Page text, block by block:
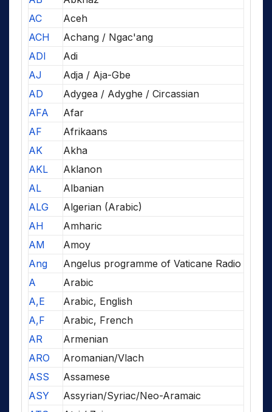
AC
Aceh
ACH
Achang / Ngac'ang
ADI
Adi
AJ
Adja / Aja-Gbe
AD
Adygea / Adyghe / Circassian
AFA
Afar
AF
Afrikaans
AK
Akha
AKL
Aklanon
AL
Albanian
ALG
Algerian (Arabic)
AH
Amharic
AM
Amoy
Ang
Angelus programme of Vaticane Radio
A
Arabic
A,E
Arabic, English
A,F
Arabic, French
AR
Armenian
ARO
Aromanian/Vlach
ASS
Assamese
ASY
Assyrian/Syriac/Neo-Aramaic